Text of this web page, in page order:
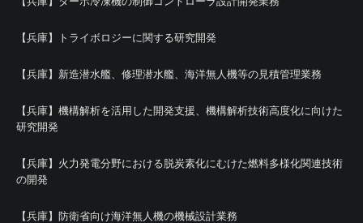
【兵庫】トライボロジーに関する研究開発
【兵庫】新造潜水艦、修理潜水艦、海洋無人機等の見積管理業務
【兵庫】機構解析を活用した開発支援、機構解析技術高度化に向けた
研究開発
【兵庫】火力発電分野における脱炭素化にむけた燃料多様化関連技術
の開発
【兵庫】防衛省向け海洋無人機の機械設計業務